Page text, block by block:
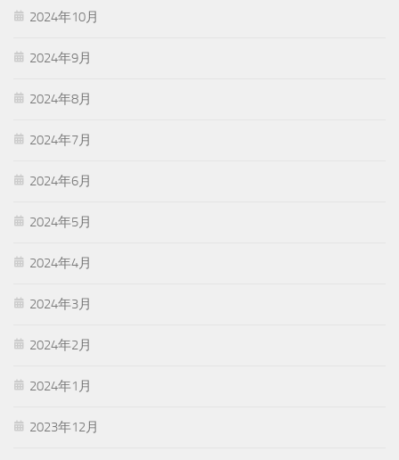
2024年10月
2024年9月
2024年8月
2024年7月
2024年6月
2024年5月
2024年4月
2024年3月
2024年2月
2024年1月
2023年12月